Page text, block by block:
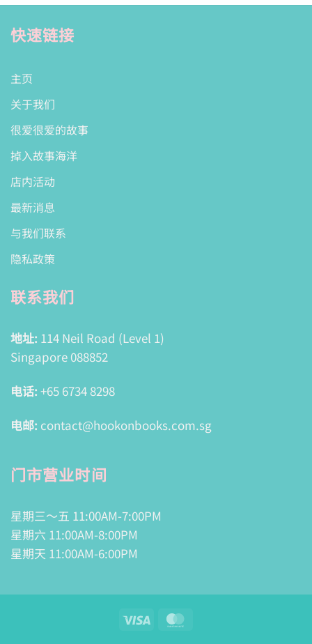
快速链接
主页
关于我们
很爱很爱的故事
掉入故事海洋
店内活动
最新消息
与我们联系
隐私政策
联系我们
地址: 114 Neil Road (Level 1)
Singapore 088852
电话: +65 6734 8298
电邮: contact@hookonbooks.com.sg
门市营业时间
星期三～五 11:00AM-7:00PM
星期六 11:00AM-8:00PM
星期天 11:00AM-6:00PM
Visa